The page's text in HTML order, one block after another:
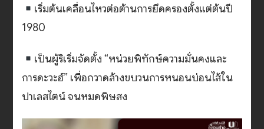
เริ่มต้นเคลื่อนไหวต่อต้านการยึดครองตั้งแต่ต้นปี
1980
เป็นผู้ริเริ่มจัดตั้ง “หน่วยพิทักษ์ความมั่นคงและ
การดะวะฮ์” เพื่อกวาดล้างขบวนการหนอนบ่อนไส้ใน
ปาเลสไตน์ จนหมดพิษสง